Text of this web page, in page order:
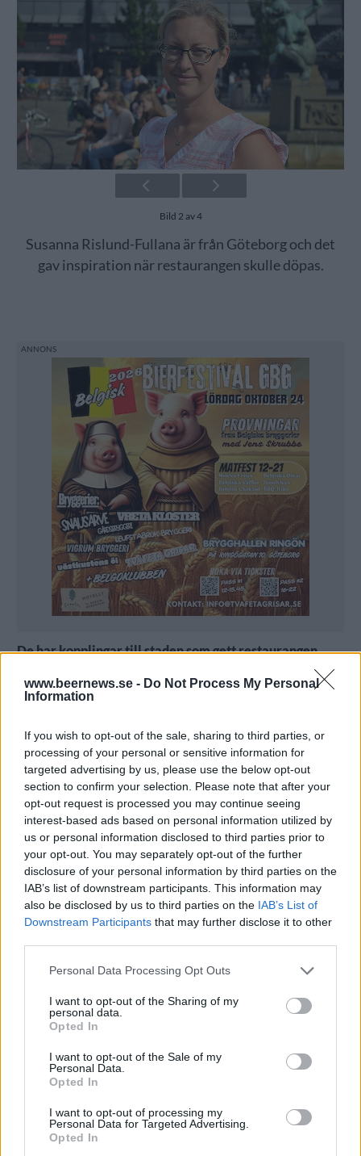
www.beernews.se - Do Not Process My Personal
Information
If you wish to opt-out of the sale, sharing to third parties, or
processing of your personal or sensitive information for
targeted advertising by us, please use the below opt-out
section to confirm your selection. Please note that after your
opt-out request is processed you may continue seeing
interest-based ads based on personal information utilized by
us or personal information disclosed to third parties prior to
your opt-out. You may separately opt-out of the further
disclosure of your personal information by third parties on the
IAB’s list of downstream participants. This information may
also be disclosed by us to third parties on the IAB’s List of
Downstream Participants that may further disclose it to other
Personal Data Processing Opt Outs
I want to opt-out of the Sharing of my
personal data.
Opted In
I want to opt-out of the Sale of my
Personal Data.
Opted In
I want to opt-out of processing my
Personal Data for Targeted Advertising.
Opted In
Bild 2 av 4
Susanna Rislund-Fullana är från Göteborg och det
gav inspiration när restaurangen skulle döpas.
De har kopplingar till staden som gett restaurangen
ligger nästan så långt bort från Göteborg som man kan
komma. Vi träffade paret bakom satsningen.
Göteborg har gjort sig ett namn som ölstad under senare år.
restaurang på andra sidan jorden. Carl Bloxam och Susanna
Rislund-Fullana står bakom det hela med satsningen på
Gothenburg.
– Jag är från Göteborg, det är så det började, säger Rislund-
Fallana.
Det var 2006 som de båda träffades. Carl Bloxam bodde då
i London men var i Thailand och träffade på Susanna.
– Vi sågs i två timmar, sedan hade jag ett flyg att passa. Men
vi höll kontakten, berättar han.